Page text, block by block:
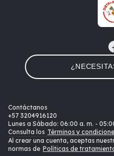
Contáctanos
+57 3204916120
Lunes a Sábado: 06:00 a. m. -
Consulta los Términos y
Al crear una cuenta, aceptas
normas de Políticas de